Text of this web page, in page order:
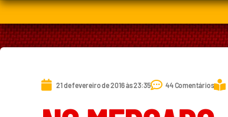
21 de fevereiro de 2016 às 23:35 44 Comentários